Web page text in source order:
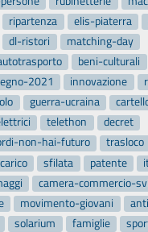
ripartenza elis-piaterra
dl-ristori
matching-day
beni-culturali
2021
innovazione
guerra-ucraina
telethon
decret
non-hai-futuro
trasloco
sfilata patente
camera-commercio-
movimento-giovani
solarium famiglie